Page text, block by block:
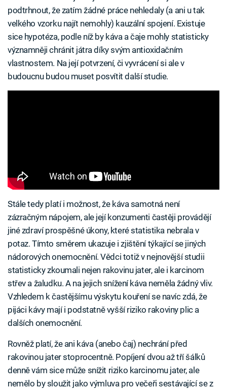
podtrhnout, že zatím žádné práce nehledaly (a ani u tak
velkého vzorku najít nemohly) kauzální spojení. Existuje
sice hypotéza, podle níž by káva a čaje mohly statisticky
významněji chránit játra díky svým antioxidačním
vlastnostem. Na její potvrzení, či vyvrácení si ale v
budoucnu budou muset posvítit další studie.
Stále tedy platí i možnost, že káva samotná není
zázračným nápojem, ale její konzumenti častěji provádějí
jiné zdraví prospěšné úkony, které statistika nebrala v
potaz. Tímto směrem ukazuje i zjištění týkající se jiných
nádorových onemocnění. Vědci totiž v nejnovější studii
statisticky zkoumali nejen rakovinu jater, ale i karcinom
střev a žaludku. A na jejich snížení káva neměla žádný vliv.
Vzhledem k častějšímu výskytu kouření se navíc zdá, že
pijáci kávy mají i podstatně vyšší riziko rakoviny plic a
dalších onemocnění.
Rovněž platí, že ani káva (anebo čaj) nechrání před
rakovinou jater stoprocentně. Popíjení dvou až tří šálků
denně vám sice může snížit riziko karcinomu jater, ale
nemělo by sloužit jako výmluva pro večeři sestávající se z